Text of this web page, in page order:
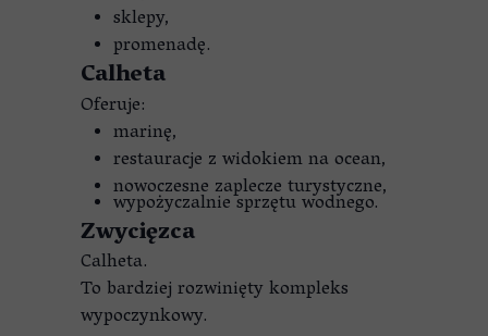
sklepy,
promenadę.
Calheta
Oferuje:
marinę,
restauracje z widokiem na ocean,
nowoczesne zaplecze turystyczne,
wypożyczalnie sprzętu wodnego.
Zwycięzca
Calheta.
To bardziej rozwinięty kompleks
wypoczynkowy.